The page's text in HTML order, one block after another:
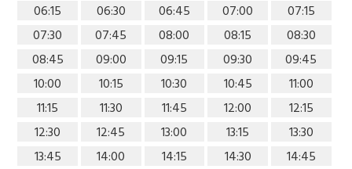
06:15
06:30 06:45 07:00
07:15
07:30
07:45 08:00 08:15
08:30
08:45
09:00 09:15 09:30
09:45
10:00
10:15 10:30 10:45
11:00
11:15
11:30 11:45 12:00
12:15
12:30
12:45 13:00 13:15
13:30
13:45
14:00 14:15 14:30
14:45